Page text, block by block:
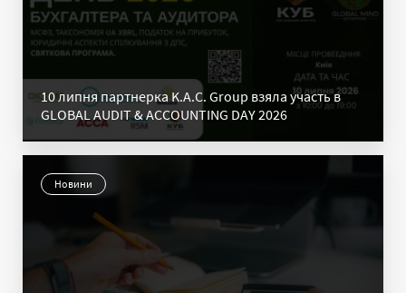
10 липня партнерка K.A.C. Group взяла участь в
GLOBAL AUDIT & ACCOUNTING DAY 2026
Новини